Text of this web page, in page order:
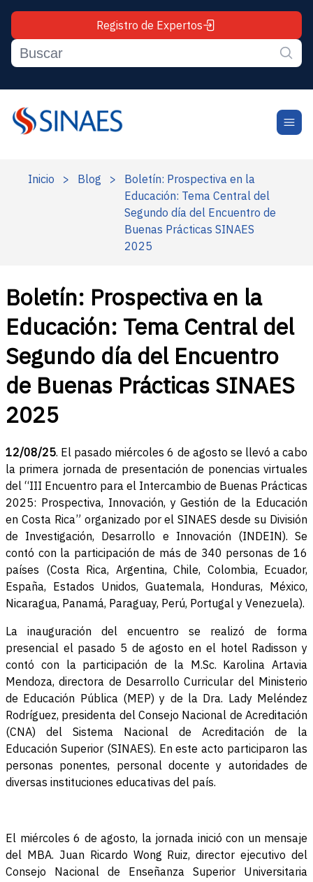
Registro de Expertos
Inicio > Blog >
Boletín: Prospectiva en la
Educación: Tema Central del
Segundo día del Encuentro de
Buenas Prácticas SINAES
2025
Boletín: Prospectiva en la
Educación: Tema Central del
Segundo día del Encuentro
de Buenas Prácticas SINAES
2025
12/08/25. El pasado miércoles 6 de agosto se llevó a cabo
la primera jornada de presentación de ponencias virtuales
del “III Encuentro para el Intercambio de Buenas Prácticas
2025: Prospectiva, Innovación, y Gestión de la Educación
en Costa Rica” organizado por el SINAES desde su División
de Investigación, Desarrollo e Innovación (INDEIN). Se
contó con la participación de más de 340 personas de 16
países (Costa Rica, Argentina, Chile, Colombia, Ecuador,
España, Estados Unidos, Guatemala, Honduras, México,
Nicaragua, Panamá, Paraguay, Perú, Portugal y Venezuela).
La inauguración del encuentro se realizó de forma
presencial el pasado 5 de agosto en el hotel Radisson y
contó con la participación de la M.Sc. Karolina Artavia
Mendoza, directora de Desarrollo Curricular del Ministerio
de Educación Pública (MEP) y de la Dra. Lady Meléndez
Rodríguez, presidenta del Consejo Nacional de Acreditación
(CNA) del Sistema Nacional de Acreditación de la
Educación Superior (SINAES). En este acto participaron las
personas ponentes, personal docente y autoridades de
diversas instituciones educativas del país.
El miércoles 6 de agosto, la jornada inició con un mensaje
del MBA. Juan Ricardo Wong Ruiz, director ejecutivo del
Consejo Nacional de Enseñanza Superior Universitaria